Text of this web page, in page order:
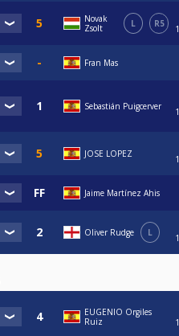
Novak
Zsolt
L R5
Fran Mas
Sebastián Puigcerver
JOSE LOPEZ
Jaime Martínez Ahis
Oliver Rudge L
EUGENIO Orgiles
Ruiz